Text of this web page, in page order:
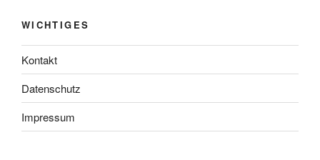
WICHTIGES
Kontakt
Datenschutz
Impressum